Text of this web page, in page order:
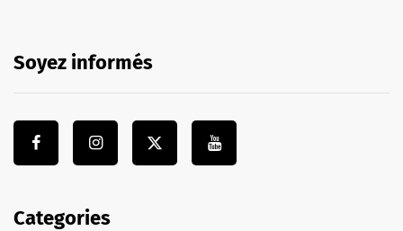
Soyez informés
Categories